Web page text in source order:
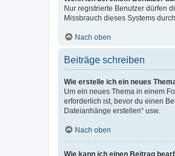
Nur registrierte Benutzer dürfen
Missbrauch dieses Systems
Nach oben
Beiträge schreiben
Wie erstelle ich ein neues
Um ein neues Thema in einem
erforderlich ist, bevor du einen
Dateianhänge erstellen“ usw.
Nach oben
Wie kann ich einen Beitrag